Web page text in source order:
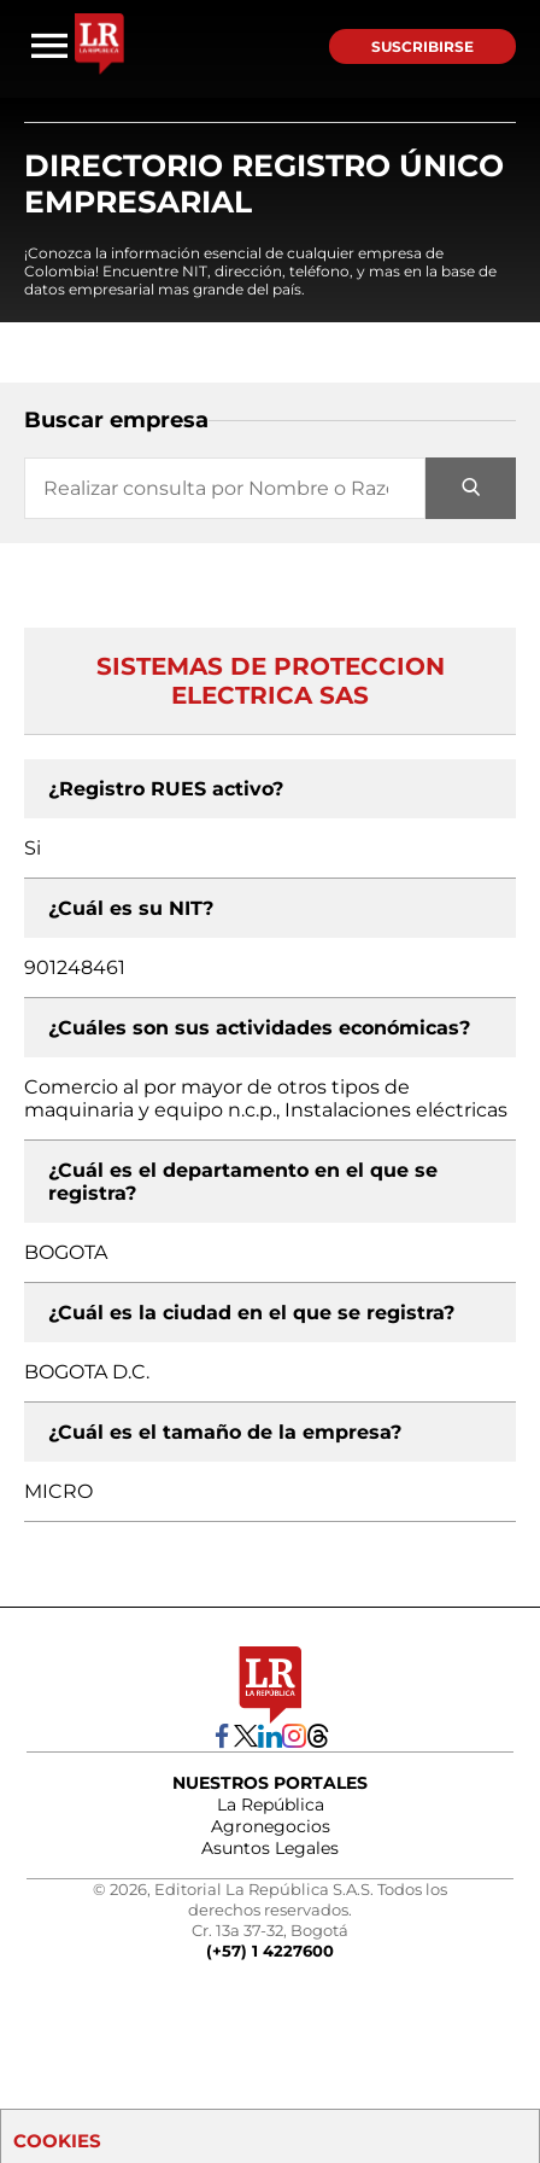
SUSCRIBIRSE
DIRECTORIO REGISTRO ÚNICO
EMPRESARIAL
¡Conozca la información esencial de cualquier empresa de
Colombia! Encuentre NIT, dirección, teléfono, y mas en la base de
datos empresarial mas grande del país.
Buscar empresa
SISTEMAS DE PROTECCION
ELECTRICA SAS
¿Registro RUES activo?
Si
¿Cuál es su NIT?
901248461
¿Cuáles son sus actividades económicas?
Comercio al por mayor de otros tipos de
maquinaria y equipo n.c.p., Instalaciones eléctricas
¿Cuál es el departamento en el que se
registra?
BOGOTA
¿Cuál es la ciudad en el que se registra?
BOGOTA D.C.
¿Cuál es el tamaño de la empresa?
MICRO
NUESTROS PORTALES
La República
Agronegocios
Asuntos Legales
© 2026, Editorial La República S.A.S. Todos los
derechos reservados.
Cr. 13a 37-32, Bogotá
(+57) 1 4227600
COOKIES